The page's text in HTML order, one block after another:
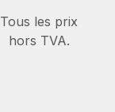
Tous les prix
hors TVA.